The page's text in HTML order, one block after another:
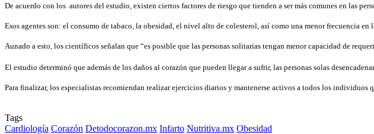
De acuerdo con los autores del estudio, existen ciertos factores de riesgo que tienden a ser más comunes en las
Esos agentes son: el consumo de tabaco, la obesidad, el nivel alto de colesterol, así como una menor frecuencia
Aunado a esto, los científicos señalan que “es posible que las personas solitarias tengan menor capacidad de
El estudio determinó que además de los daños al corazón que pueden llegar a sufrir, las personas solas
Para finalizar, los especialistas recomiendan realizar ejercicios diarios y mantenerse activos a todos los individuos
Tags
Cardiología Corazón Detodocorazon.mx Infarto Nutritiva.mx Obesidad